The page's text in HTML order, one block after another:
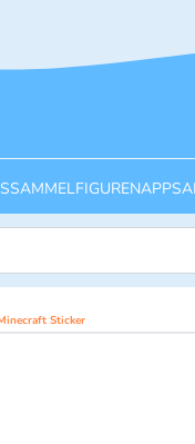
SAMMELFIGURENAPPS
Sticker